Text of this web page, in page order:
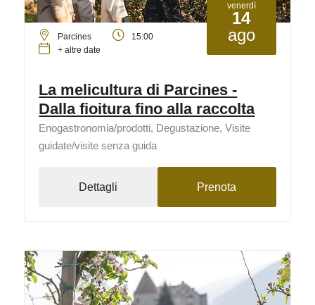
venerdì
14
ago
Parcines
15:00
+ altre date
La melicultura di Parcines -
Dalla fioitura fino alla raccolta
Enogastronomia/prodotti, Degustazione, Visite
guidate/visite senza guida
Dettagli Prenota